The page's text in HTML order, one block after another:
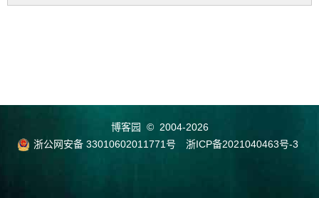
博客园
© 2004-2026
浙公网安备 33010602011771号
浙ICP备2021040463号-3